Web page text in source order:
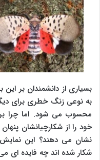
بسیاری از دانشمندان بر
به نوعی زنگ خطری برای
محسوب می شود. اما چرا
خود را از شکارچیانشان
نشان می دهند؟ این نمایش
شکار شده اند چه فایده ای می